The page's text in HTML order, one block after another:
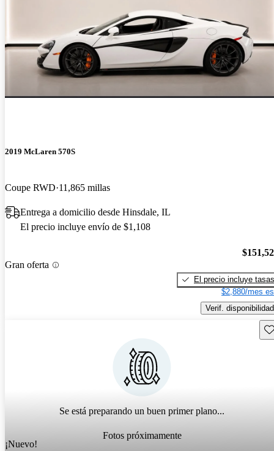
2019 McLaren 570S
Coupe RWD 11,865 millas
Entrega a domicilio desde Hinsdale, IL
El precio incluye envío de $1,108
Gran oferta
El precio incluye tasas
$2,880/mes
Verif. disponibilidad
Se está preparando un buen primer plano...
Fotos próximamente
¡Nuevo!